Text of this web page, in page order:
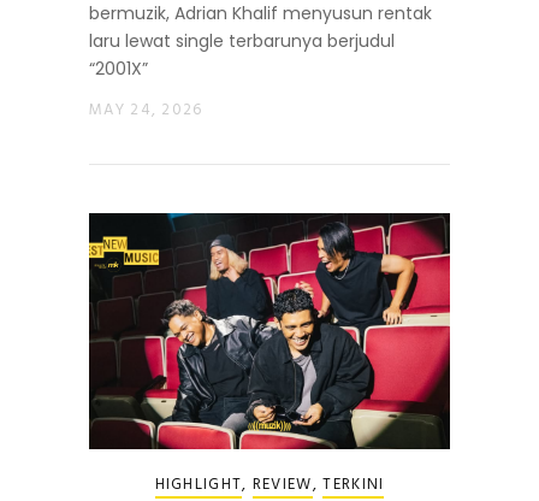
bermuzik, Adrian Khalif menyusun rentak
laru lewat single terbarunya berjudul
“2001X”
MAY 24, 2026
HIGHLIGHT, REVIEW,TERKINI